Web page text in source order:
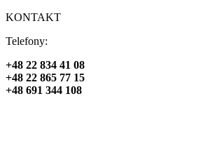
KONTAKT
Telefony:
+48 22 834 41 08
+48 22 865 77 15
+48 691 344 108